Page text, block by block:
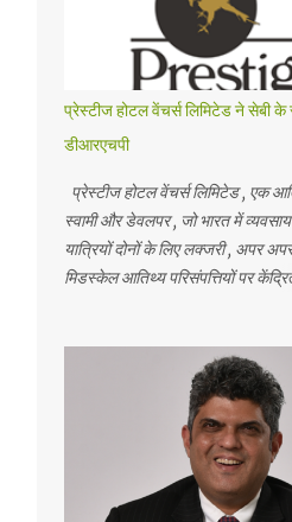
काबरा , विद्यालय प्रबंध समिति के सदस्य
श्रीमती अरुणा गगरानी व विद्यालय के
जी वैद मंचासीन थे। मानद सचिव ने
के उद्देश्यों का स्मरण कराते हुए कहा कि
छात्रों के सर्वांगीण विकास के लिए
गुणवत्तापूर्ण शिक्षा के लिए हम कटिबद्ध हैं
विशिष्ट अतिथि ने विद्य...
प्रेस्टीज होटल वेंचर्स लिमिटेड ने सेबी के
डीआरएचपी
प्रेस्टीज होटल वेंचर्स लिमिटेड , एक
स्वामी और डेवलपर , जो भारत में
यात्रियों दोनों के लिए लक्जरी , अपर
मिडस्केल आतिथ्य परिसंपत्तियों पर
दाखिल किया है। आईपीओ में 5 रुपये
शेयरों का एक नया इश्यू शामिल है , जो
करोड़ रुपये तक है और 5 रुपये अंकित
शेयरों की बिक्री का प्रस्ताव है , जो कुल
करोड़ रुपये तक है। बिक्री के प्रस्ताव
प्रोजेक्ट्स लिमिटेड ( प्रवर्तक विक्रय